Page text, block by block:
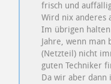
frisch und
Wird nix anderes
Im übrigen halten
Jahre, wenn
(Netzteil) nicht
guten Techniker
Da wir aber dann